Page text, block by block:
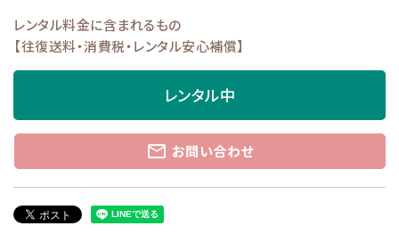
レンタル料金に含まれるもの
【往復送料・消費税・レンタル安心補償】
レンタル中
mail_outline お問い合わせ